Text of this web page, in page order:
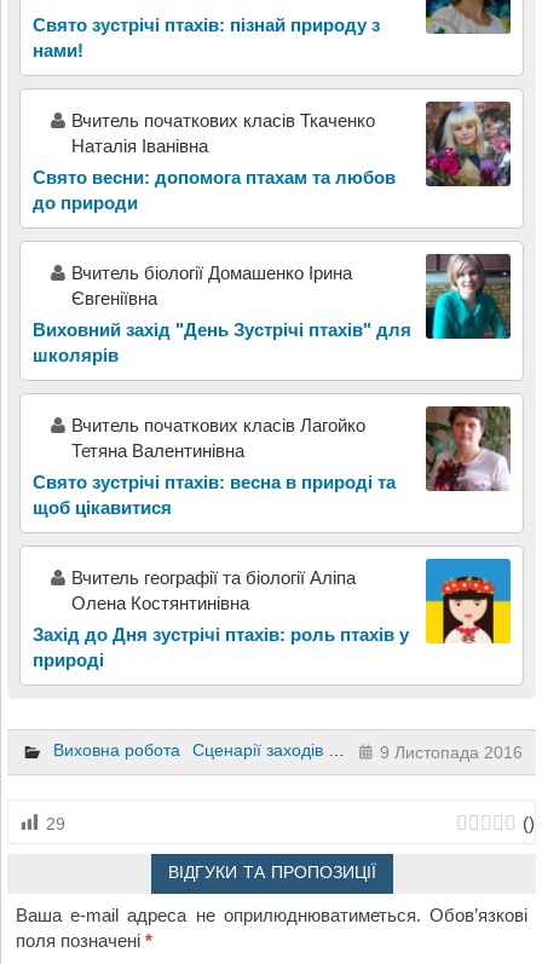
Свято зустрічі птахів: пізнай природу з
нами!
Вчитель початкових класів Ткаченко
Наталія Іванівна
Свято весни: допомога птахам та любов
до природи
Вчитель біології Домашенко Ірина
Євгеніївна
Виховний захід "День Зустрічі птахів" для
школярів
Вчитель початкових класів Лагойко
Тетяна Валентинівна
Свято зустрічі птахів: весна в природі та
щоб цікавитися
Вчитель географії та біології Аліпа
Олена Костянтинівна
Захід до Дня зустрічі птахів: роль птахів у
природі
Виховна робота Сценарії заходів та свят 9 Листопада 2016
29 ()
ВІДГУКИ ТА ПРОПОЗИЦІЇ
Ваша e-mail адреса не оприлюднюватиметься. Обов’язкові
поля позначені*